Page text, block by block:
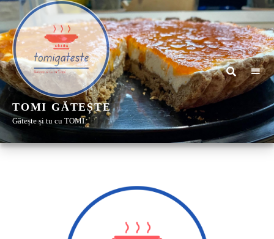
TOMI GĂTEȘTE
Gătește și tu cu TOMI